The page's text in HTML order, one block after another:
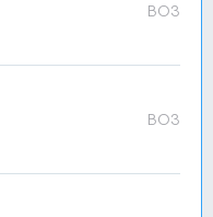
BO3
BO3